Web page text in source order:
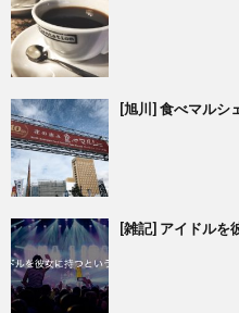
[旭川] 食べマルシ
[雑記] アイドルを